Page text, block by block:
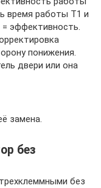
время работы Т1 и
эффективность.
понижения.
двери или она
замена.
без
без